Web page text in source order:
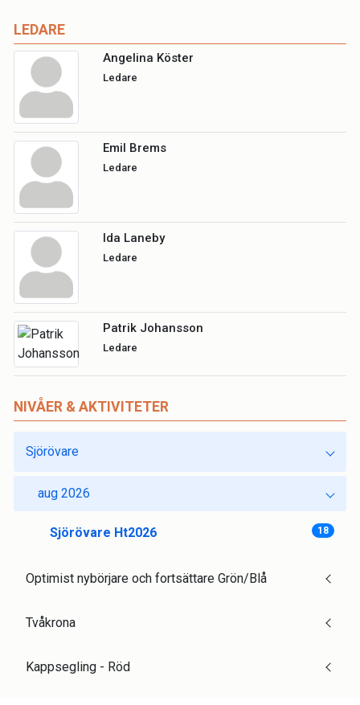
LEDARE
Angelina Köster
Ledare
Emil Brems
Ledare
Ida Laneby
Ledare
Patrik Johansson
Ledare
NIVÅER & AKTIVITETER
Sjörövare
aug 2026
Sjörövare Ht2026 18
Optimist nybörjare och fortsättare Grön/Blå
Tvåkrona
Kappsegling - Röd